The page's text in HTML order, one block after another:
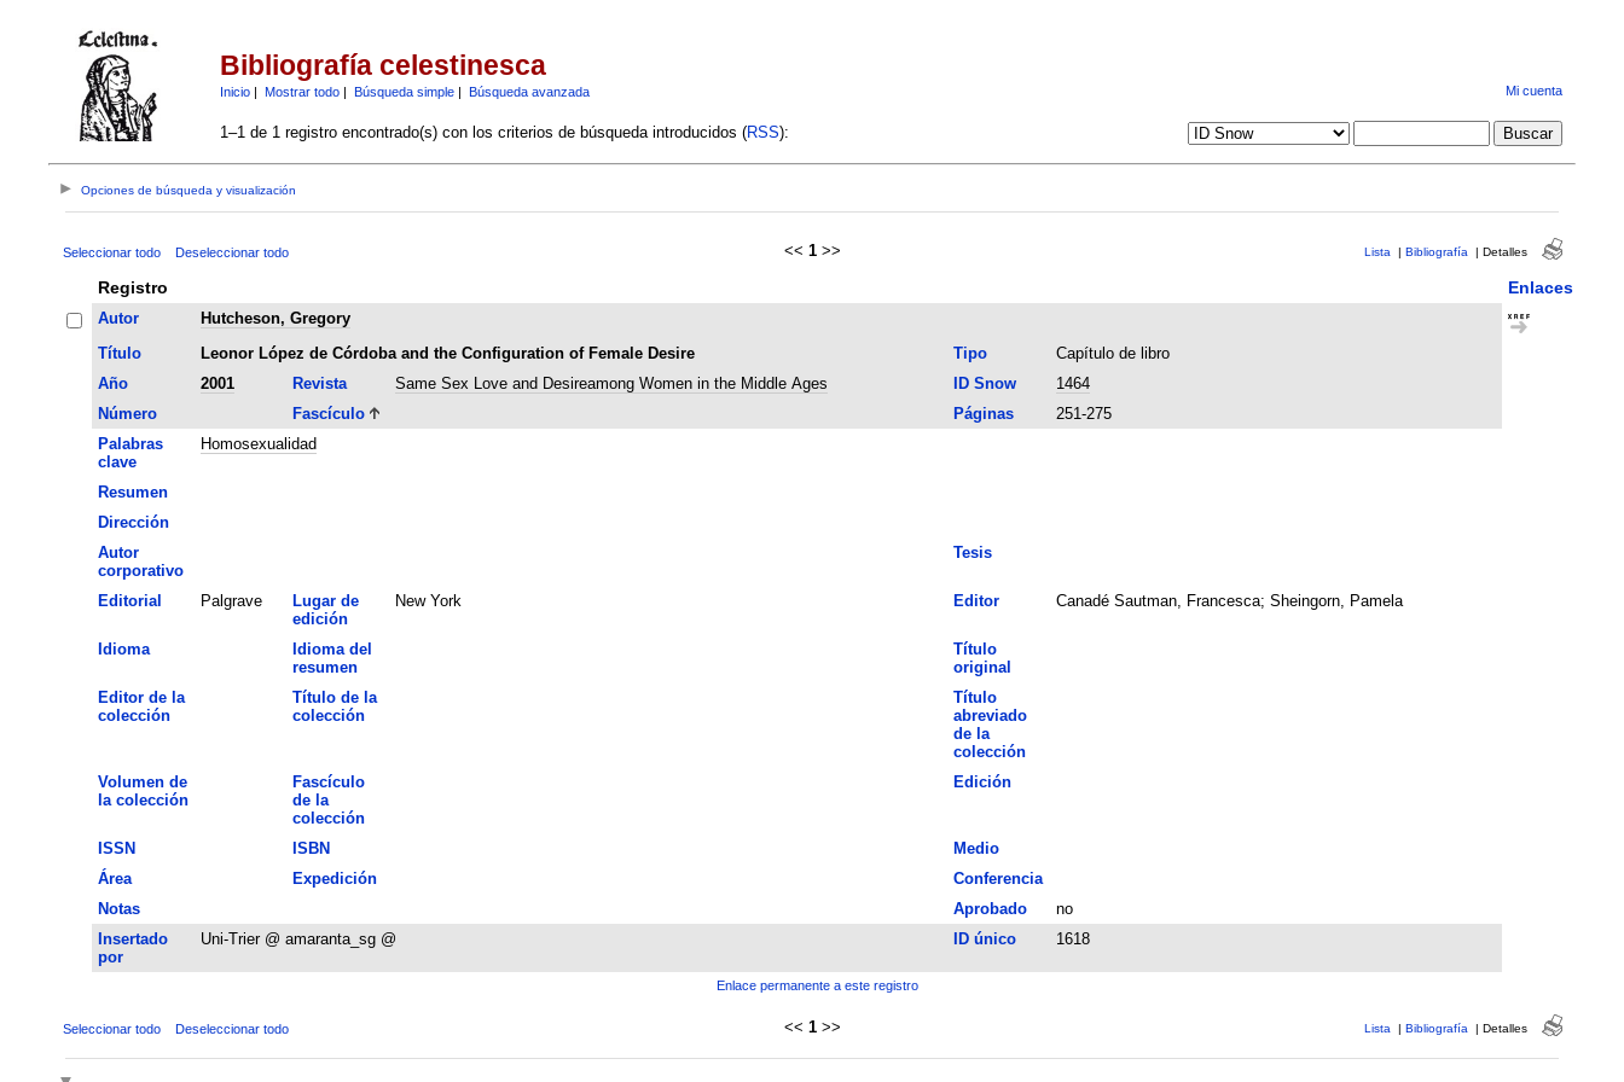
Bibliografía celestinesca
Inicio| Mostrar todo| Búsqueda simple| Búsqueda avanzada Mi cuenta
1–1 de 1 registro encontrado(s) con los criterios de búsqueda introducidos (RSS):
Opciones de búsqueda y visualización
Seleccionar todo Deseleccionar todo << 1 >> Lista | Bibliografía | Detalles
Registro Enlaces
Autor
Hutcheson, Gregory
Título
Leonor López de Córdoba and the Configuration of Female Desire Tipo
Capítulo de libro
Año
2001 Revista Same Sex Love and Desireamong Women in the Middle Ages ID Snow
1464
Número
Fascículo Páginas
251-275
Palabras
clave
Homosexualidad
Resumen
Dirección
Autor
corporativo
Tesis
Editorial Palgrave
Lugar de
edición
New York Editor Canadé Sautman, Francesca; Sheingorn, Pamela
Idioma
Idioma del
resumen
Título
original
Editor de la
colección
Título de la
colección
Título
abreviado
de la
colección
Volumen de
la colección
Fascículo
de la
colección
Edición
ISSN ISBN
Medio
Área
Expedición
Conferencia
Notas
Aprobado
no
Insertado
por
Uni-Trier @ amaranta_sg @ ID único 1618
Enlace permanente a este registro
Seleccionar todo Deseleccionar todo << 1 >> Lista | Bibliografía | Detalles